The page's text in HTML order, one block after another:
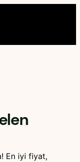
En iyi fiyat,